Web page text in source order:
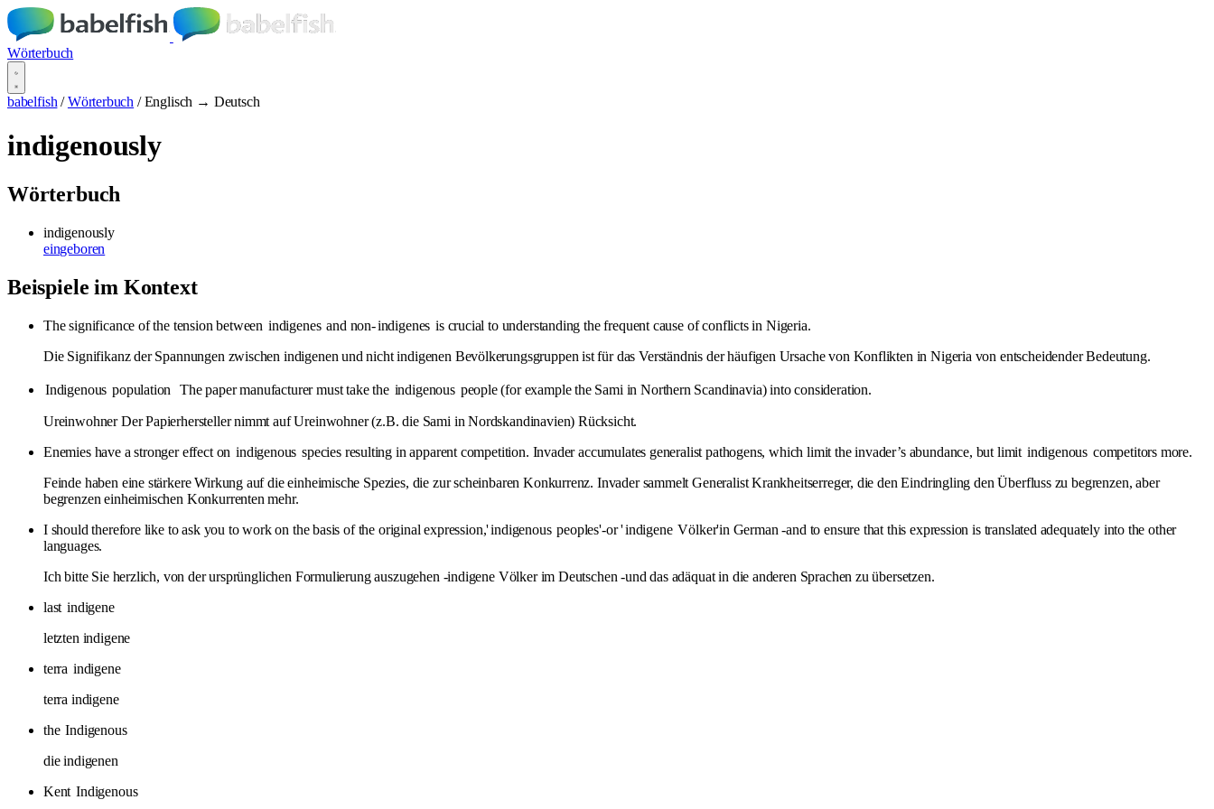
Wörterbuch
babelfish / Wörterbuch / Englisch → Deutsch
indigenously
Wörterbuch
indigenously
eingeboren
Beispiele im Kontext
The significance of the tension between indigenes and non-indigenes is crucial to understanding the frequent cause of conflicts in Nigeria.
Die Signifikanz der Spannungen zwischen indigenen und nicht indigenen Bevölkerungsgruppen ist für das Verständnis der häufigen Ursache von Konflikten in Nigeria von entscheidender Bedeutung.
Indigenous population The paper manufacturer must take the indigenous people (for example the Sami in Northern Scandinavia) into consideration.
Ureinwohner Der Papierhersteller nimmt auf Ureinwohner (z.B. die Sami in Nordskandinavien) Rücksicht.
Enemies have a stronger effect on indigenous species resulting in apparent competition. Invader accumulates generalist pathogens, which limit the invader’s abundance, but limit indigenous competitors more.
Feinde haben eine stärkere Wirkung auf die einheimische Spezies, die zur scheinbaren Konkurrenz. Invader sammelt Generalist Krankheitserreger, die den Eindringling den Überfluss zu begrenzen, aber
begrenzen einheimischen Konkurrenten mehr.
I should therefore like to ask you to work on the basis of the original expression,'indigenous peoples'-or 'indigene Völker'in German -and to ensure that this expression is translated adequately into the other
languages.
Ich bitte Sie herzlich, von der ursprünglichen Formulierung auszugehen -indigene Völker im Deutschen -und das adäquat in die anderen Sprachen zu übersetzen.
last indigene
letzten indigene
terra indigene
terra indigene
the Indigenous
die indigenen
Kent Indigenous